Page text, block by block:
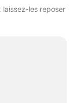
les reposer